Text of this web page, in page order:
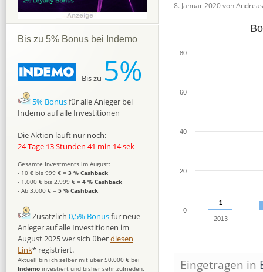
8. Januar 2020 von Andreas
1
1
2013
0
20
40
60
80
Eingetragen in
Bis zu 5% Bonus bei Indemo
Bis zu 5%
5% Bonusfür alle Anleger bei
Indemo auf alle Investitionen
Die Aktion läuft nur noch:
24 Tage 13 Stunden 41 min 13 sek
Gesamte Investments im August:
- 10 € bis 999 € = 3 % Cashback
- 1.000 € bis 2.999 € = 4 % Cashback
- Ab 3.000 € = 5 % Cashback
Zusätzlich 0,5% Bonusfür neue
Anleger auf alle Investitionen im
August 2025 wer sich überdiesen
Link* registriert.
Aktuell bin ich selber mit über 50.000 € bei
Indemo investiert und bisher sehr zufrieden.